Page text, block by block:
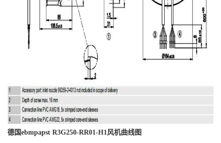
德国ebmpapst R3G250-RR01-H1风机曲线图